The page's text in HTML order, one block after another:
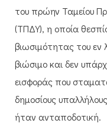
του πρώην Ταμείου
(ΤΠΔΥ), η οποία
βιωσιμότητας του εν
βιώσιμο και δεν
εισφοράς που
δημοσίους
ήταν ανταποδοτική.